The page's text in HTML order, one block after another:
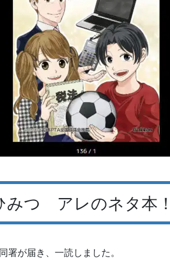
みつ アレのネタ本
署が届き、一読しました。